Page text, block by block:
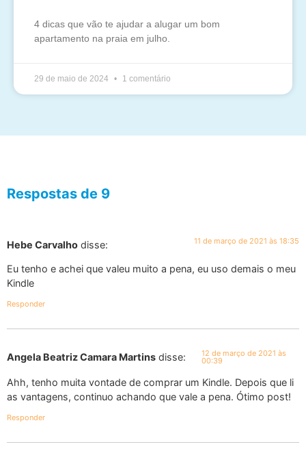
4 dicas que vão te ajudar a alugar um bom
apartamento na praia em julho.
29 de maio de 2024 1 comentário
Respostas de 9
Hebe Carvalho disse: 11 de março de 2021 às 18:35
Eu tenho e achei que valeu muito a pena, eu uso demais o meu
Kindle
Responder
Angela Beatriz Camara Martins disse: 12 de março de 2021 às
00:39
Ahh, tenho muita vontade de comprar um Kindle. Depois que li
as vantagens, continuo achando que vale a pena. Ótimo post!
Responder